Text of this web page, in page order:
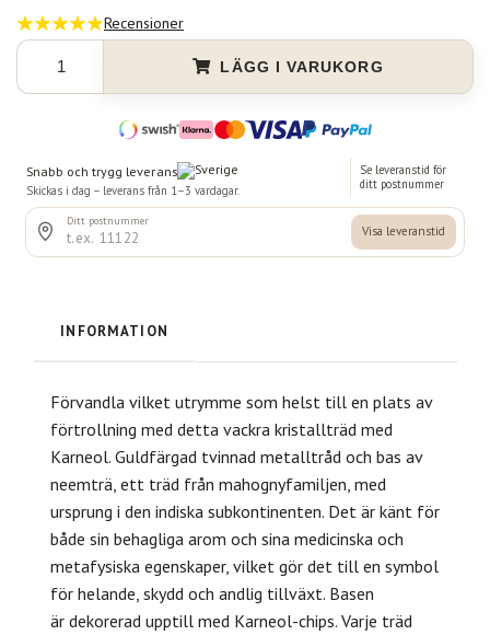
Recensioner
LÄGG I VARUKORG
INFORMATION
Förvandla vilket utrymme som helst till en plats av
förtrollning med detta vackra kristallträd med
Karneol. Guldfärgad tvinnad metalltråd och bas av
neemträ, ett träd från mahognyfamiljen, med
ursprung i den indiska subkontinenten. Det är känt för
både sin behagliga arom och sina medicinska och
metafysiska egenskaper, vilket gör det till en symbol
för helande, skydd och andlig tillväxt. Basen
är dekorerad upptill med Karneol-chips. Varje träd